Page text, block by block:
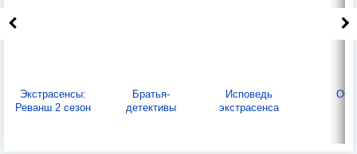
Экстрасенсы:
Реванш 2 сезон
Братья-
детективы
Исповедь
экстрасенса